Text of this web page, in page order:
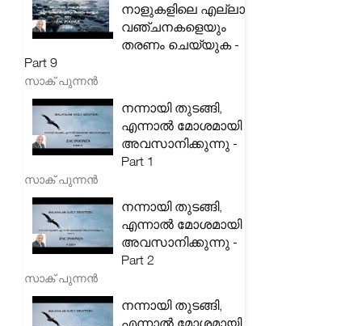
നാളുകളിലെ എല്ലാ
വഞ്ചനകളെയും
തരണം ചെയ്യുക -
Part 9
സാക് പുന്നൻ
നന്നായി തുടങ്ങി,
എന്നാൽ മോശമായി
അവസാനിക്കുന്നു -
Part 1
സാക് പുന്നൻ
നന്നായി തുടങ്ങി,
എന്നാൽ മോശമായി
അവസാനിക്കുന്നു -
Part 2
സാക് പുന്നൻ
നന്നായി തുടങ്ങി,
എന്നാൽ മോശമായി